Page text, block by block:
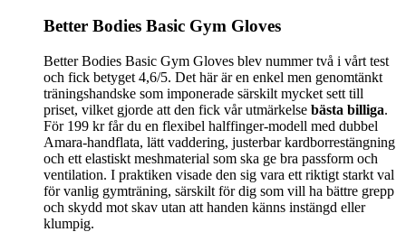
Better Bodies Basic Gym Gloves
Better Bodies Basic Gym Gloves blev nummer två i vårt test
och fick betyget 4,6/5. Det här är en enkel men genomtänkt
träningshandske som imponerade särskilt mycket sett till
priset, vilket gjorde att den fick vår utmärkelse bästa billiga.
För 199 kr får du en flexibel halffinger-modell med dubbel
Amara-handflata, lätt vaddering, justerbar kardborrestängning
och ett elastiskt meshmaterial som ska ge bra passform och
ventilation. I praktiken visade den sig vara ett riktigt starkt val
för vanlig gymträning, särskilt för dig som vill ha bättre grepp
och skydd mot skav utan att handen känns instängd eller
klumpig.